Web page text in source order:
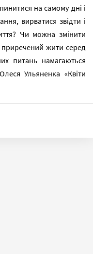
на самому дні і
вирватися звідти і
Чи можна змінити
жити серед
питань намагаються
Ульяненка «Квіти